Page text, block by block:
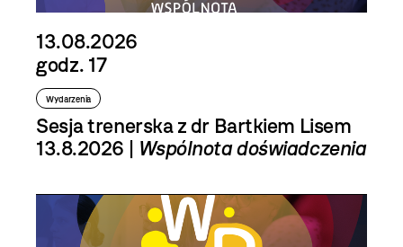
13.08.2026
godz. 17
Wydarzenia
Sesja trenerska z dr Bartkiem Lisem
13.8.2026 |
Wspólnota doświadczenia